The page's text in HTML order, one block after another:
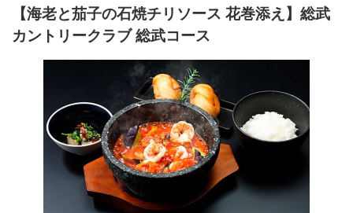
【海老と茄子の石焼チリソース 花巻添え】総武
カントリークラブ 総武コース